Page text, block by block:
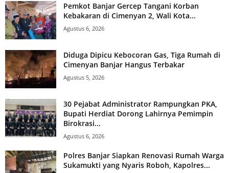
Pemkot Banjar Gercep Tangani Korban
Kebakaran di Cimenyan 2, Wali Kota...
Agustus 6, 2026
Diduga Dipicu Kebocoran Gas, Tiga Rumah di
Cimenyan Banjar Hangus Terbakar
Agustus 5, 2026
30 Pejabat Administrator Rampungkan PKA,
Bupati Herdiat Dorong Lahirnya Pemimpin
Birokrasi...
Agustus 6, 2026
Polres Banjar Siapkan Renovasi Rumah Warga
Sukamukti yang Nyaris Roboh, Kapolres...